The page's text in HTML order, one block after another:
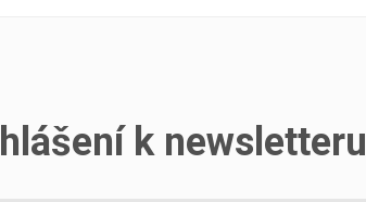
k newsletteru